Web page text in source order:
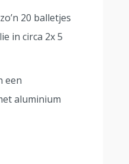
20 balletjes
in circa 2x 5
een
aluminium